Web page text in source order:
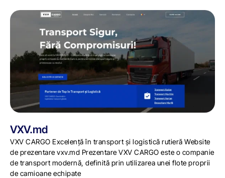
VXV.md
VXV CARGO Excelență în transport și logistică rutieră Website
de prezentare vxv.md Prezentare VXV CARGO este o companie
de transport modernă, definită prin utilizarea unei flote proprii
de camioane echipate